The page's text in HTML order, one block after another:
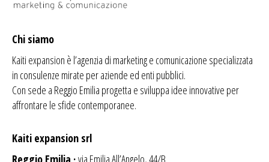
Chi siamo
Kaiti expansion è l’agenzia di marketinge comunicazione specializzata
in consulenze mirate per aziende ed enti pubblici.
Con sede a Reggio Emilia progetta e sviluppa idee innovative per
affrontare le sfide contemporanee.
Kaiti expansion srl